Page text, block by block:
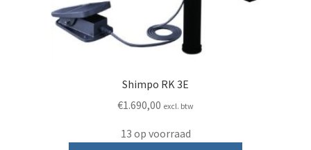
Shimpo RK 3E
€1.690,00 excl. btw
13 op voorraad